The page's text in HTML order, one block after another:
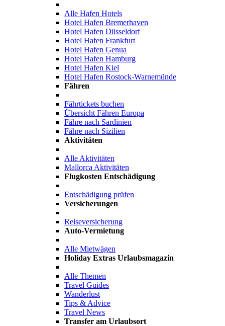
Alle Hafen Hotels
Hotel Hafen Bremerhaven
Hotel Hafen Düsseldorf
Hotel Hafen Frankfurt
Hotel Hafen Genua
Hotel Hafen Hamburg
Hotel Hafen Kiel
Hotel Hafen Rostock-Warnemünde
Fähren
Fährtickets buchen
Übersicht Fähren Europa
Fähre nach Sardinien
Fähre nach Sizilien
Aktivitäten
Alle Aktivitäten
Mallorca Aktivitäten
Flugkosten Entschädigung
Entschädigung prüfen
Versicherungen
Reiseversicherung
Auto-Vermietung
Alle Mietwägen
Holiday Extras Urlaubsmagazin
Alle Themen
Travel Guides
Wanderlust
Tips & Advice
Travel News
Transfer am Urlaubsort